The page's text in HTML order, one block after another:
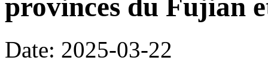
provinces du Fujian
Date: 2025-03-22